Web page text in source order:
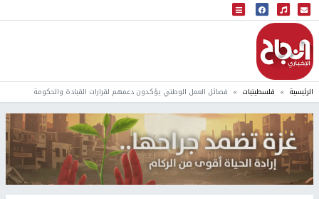
البث المباشر
إذاعة النجاح
الرئيسية فلسطينيات فصائل العمل الوطني يؤكدون دعمهم لقرارات القيادة والحكومة